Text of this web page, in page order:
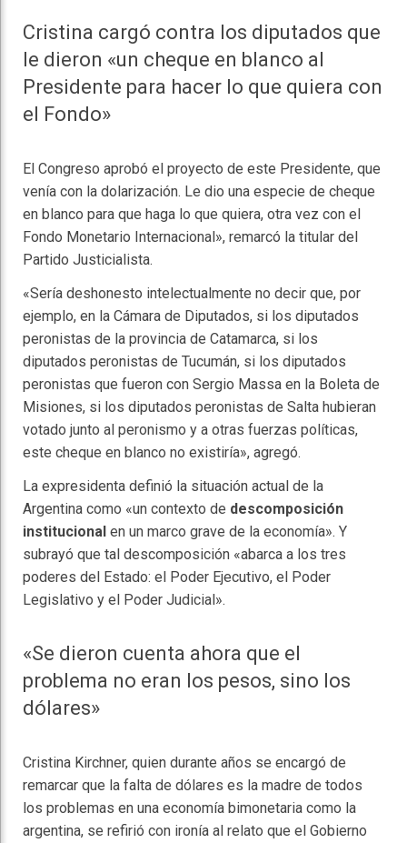
Cristina cargó contra los diputados que
le dieron «un cheque en blanco al
Presidente para hacer lo que quiera con
el Fondo»
El Congreso aprobó el proyecto de este Presidente, que
venía con la dolarización. Le dio una especie de cheque
en blanco para que haga lo que quiera, otra vez con el
Fondo Monetario Internacional», remarcó la titular del
Partido Justicialista.
«Sería deshonesto intelectualmente no decir que, por
ejemplo, en la Cámara de Diputados, si los diputados
peronistas de la provincia de Catamarca, si los
diputados peronistas de Tucumán, si los diputados
peronistas que fueron con Sergio Massa en la Boleta de
Misiones, si los diputados peronistas de Salta hubieran
votado junto al peronismo y a otras fuerzas políticas,
este cheque en blanco no existiría», agregó.
La expresidenta definió la situación actual de la
Argentina como «un contexto de descomposición
institucional en un marco grave de la economía». Y
subrayó que tal descomposición «abarca a los tres
poderes del Estado: el Poder Ejecutivo, el Poder
Legislativo y el Poder Judicial».
«Se dieron cuenta ahora que el
problema no eran los pesos, sino los
dólares»
Cristina Kirchner, quien durante años se encargó de
remarcar que la falta de dólares es la madre de todos
los problemas en una economía bimonetaria como la
argentina, se refirió con ironía al relato que el Gobierno